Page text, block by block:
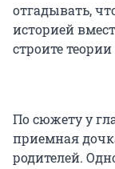
отгадывать,
историей
строите
По сюжету у
приемная
родителей.